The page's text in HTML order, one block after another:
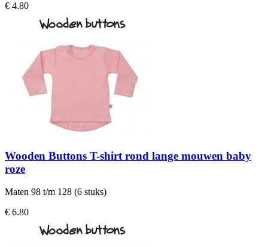
€ 4.80
Wooden Buttons T-shirt rond lange mouwen baby
roze
Maten 98 t/m 128 (6 stuks)
€ 6.80